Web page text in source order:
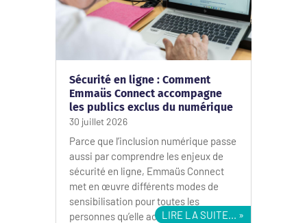
Sécurité en ligne : Comment
Emmaüs Connect accompagne
les publics exclus du numérique
30 juillet 2026
Parce que l’inclusion numérique passe
aussi par comprendre les enjeux de
sécurité en ligne, Emmaüs Connect
met en œuvre différents modes de
sensibilisation pour toutes les
personnes qu’elle accompagne.
LIRE LA SUITE...